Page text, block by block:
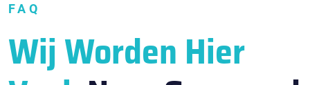
FAQ
Wij Worden Hier